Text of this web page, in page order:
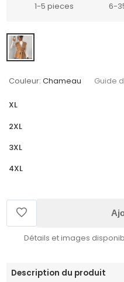
1-5 pieces 6-
Couleur: Chameau Guide
XL
2XL
3XL
4XL
Détails et images
Description du produit